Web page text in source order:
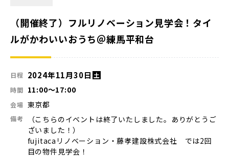
（開催終了）フルリノベーション見学会！タイ
ルがかわいいおうち＠練馬平和台
日程 2024年11月30日 土
時間 11:00〜17:00
会場 東京都
備考
（こちらのイベントは終了いたしました。ありがとうご
ざいました！）
fujitacaリノベーション・藤孝建設株式会社 では2回
目の物件見学会！